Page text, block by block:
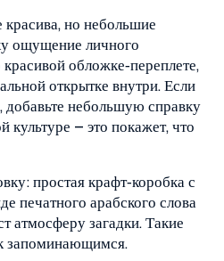
но небольшие
ощущение личного
обложке‑переплете,
открытке внутри. Если
добавьте небольшую справку
культуре – это покажет, что
простая крафт‑коробка с
печатного арабского слова
атмосферу загадки. Такие
запоминающимся.